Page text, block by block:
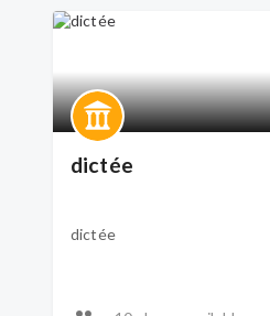
dictée
dictée